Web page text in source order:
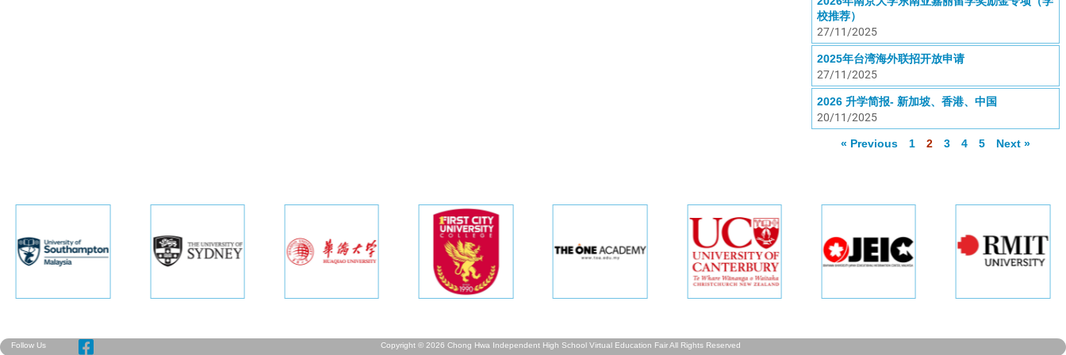
校推荐）
27/11/2025
2025年台湾海外联招开放申请
27/11/2025
2026 升学简报- 新加坡、香港、中国
20/11/2025
« Previous 1 2 3 4 5 Next »
Follow Us Copyright © 2026 Chong Hwa Independent High School Virtual Education Fair All Rights Reserved